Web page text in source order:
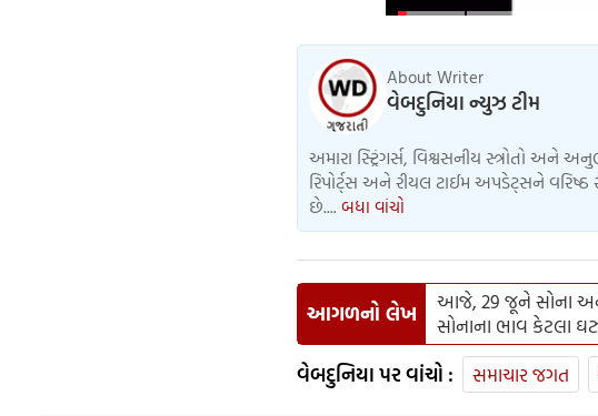
About Writer
વેબદુનિયા ન્યુઝ ટીમ
અમારા સ્ટ્રિંગર્સ, વિશ્વસનીય સ્ત્રોતો અને
રિપોર્ટ્સ અને રીયલ ટાઈમ અપડેટ્સને વરિષ્ઠ
છે.... બધા વાંચો
આગળનો લેખ
આજે, 29 જૂને સોના અને
સોનાના ભાવ કેટલા
વેબદુનિયા પર વાંચો : સમાચાર જગત